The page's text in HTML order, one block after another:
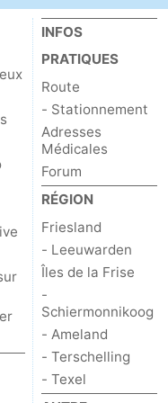
INFOS
PRATIQUES
Route
- Stationnement
Adresses
Médicales
Forum
RÉGION
Friesland
- Leeuwarden
Îles de la Frise
-
Schiermonnikoog
- Ameland
- Terschelling
- Texel